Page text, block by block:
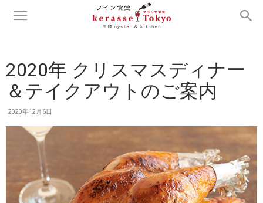
2020年 クリスマスディナー
＆テイクアウトのご案内
2020年12月6日